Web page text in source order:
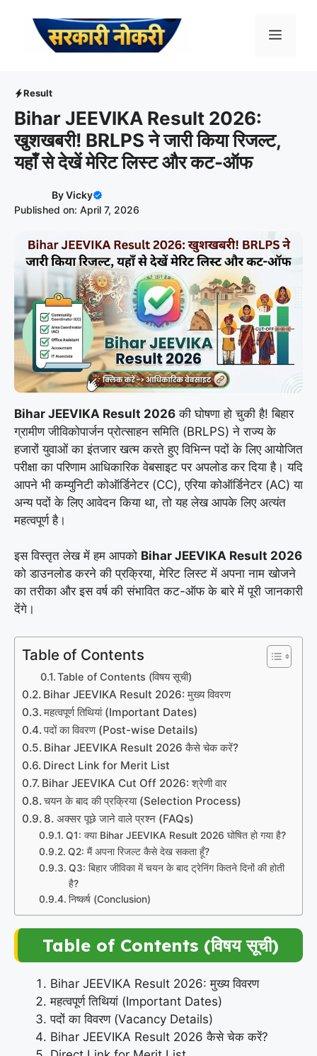
Menu
Result
Bihar JEEVIKA Result 2026:
खुशखबरी! BRLPS ने जारी किया रिजल्ट,
यहाँ से देखें मेरिट लिस्ट और कट-ऑफ
ByVicky
Published on: April 7, 2026
Bihar JEEVIKA Result 2026 की घोषणा हो चुकी है! बिहार
ग्रामीण जीविकोपार्जन प्रोत्साहन समिति (BRLPS) ने राज्य के
हजारों युवाओं का इंतजार खत्म करते हुए विभिन्न पदों के लिए आयोजित
परीक्षा का परिणाम आधिकारिक वेबसाइट पर अपलोड कर दिया है। यदि
आपने भी कम्युनिटी कोऑर्डिनेटर (CC), एरिया कोऑर्डिनेटर (AC) या
अन्य पदों के लिए आवेदन किया था, तो यह लेख आपके लिए अत्यंत
महत्वपूर्ण है।
इस विस्तृत लेख में हम आपको Bihar JEEVIKA Result 2026
को डाउनलोड करने की प्रक्रिया, मेरिट लिस्ट में अपना नाम खोजने
का तरीका और इस वर्ष की संभावित कट-ऑफ के बारे में पूरी जानकारी
देंगे।
Table of Contents
Table of Contents (विषय सूची)
Bihar JEEVIKA Result 2026: मुख्य विवरण
महत्वपूर्ण तिथियां (Important Dates)
पदों का विवरण (Post-wise Details)
Bihar JEEVIKA Result 2026 कैसे चेक करें?
Direct Link for Merit List
Bihar JEEVIKA Cut Off 2026: श्रेणी वार
चयन के बाद की प्रक्रिया (Selection Process)
8. अक्सर पूछे जाने वाले प्रश्न (FAQs)
Q1: क्या Bihar JEEVIKA Result 2026 घोषित हो गया है?
Q2: मैं अपना रिजल्ट कैसे देख सकता हूँ?
Q3: बिहार जीविका में चयन के बाद ट्रेनिंग कितने दिनों की होती
है?
निष्कर्ष (Conclusion)
Table of Contents (विषय सूची)
Bihar JEEVIKA Result 2026: मुख्य विवरण
महत्वपूर्ण तिथियां (Important Dates)
पदों का विवरण (Vacancy Details)
Bihar JEEVIKA Result 2026 कैसे चेक करें?